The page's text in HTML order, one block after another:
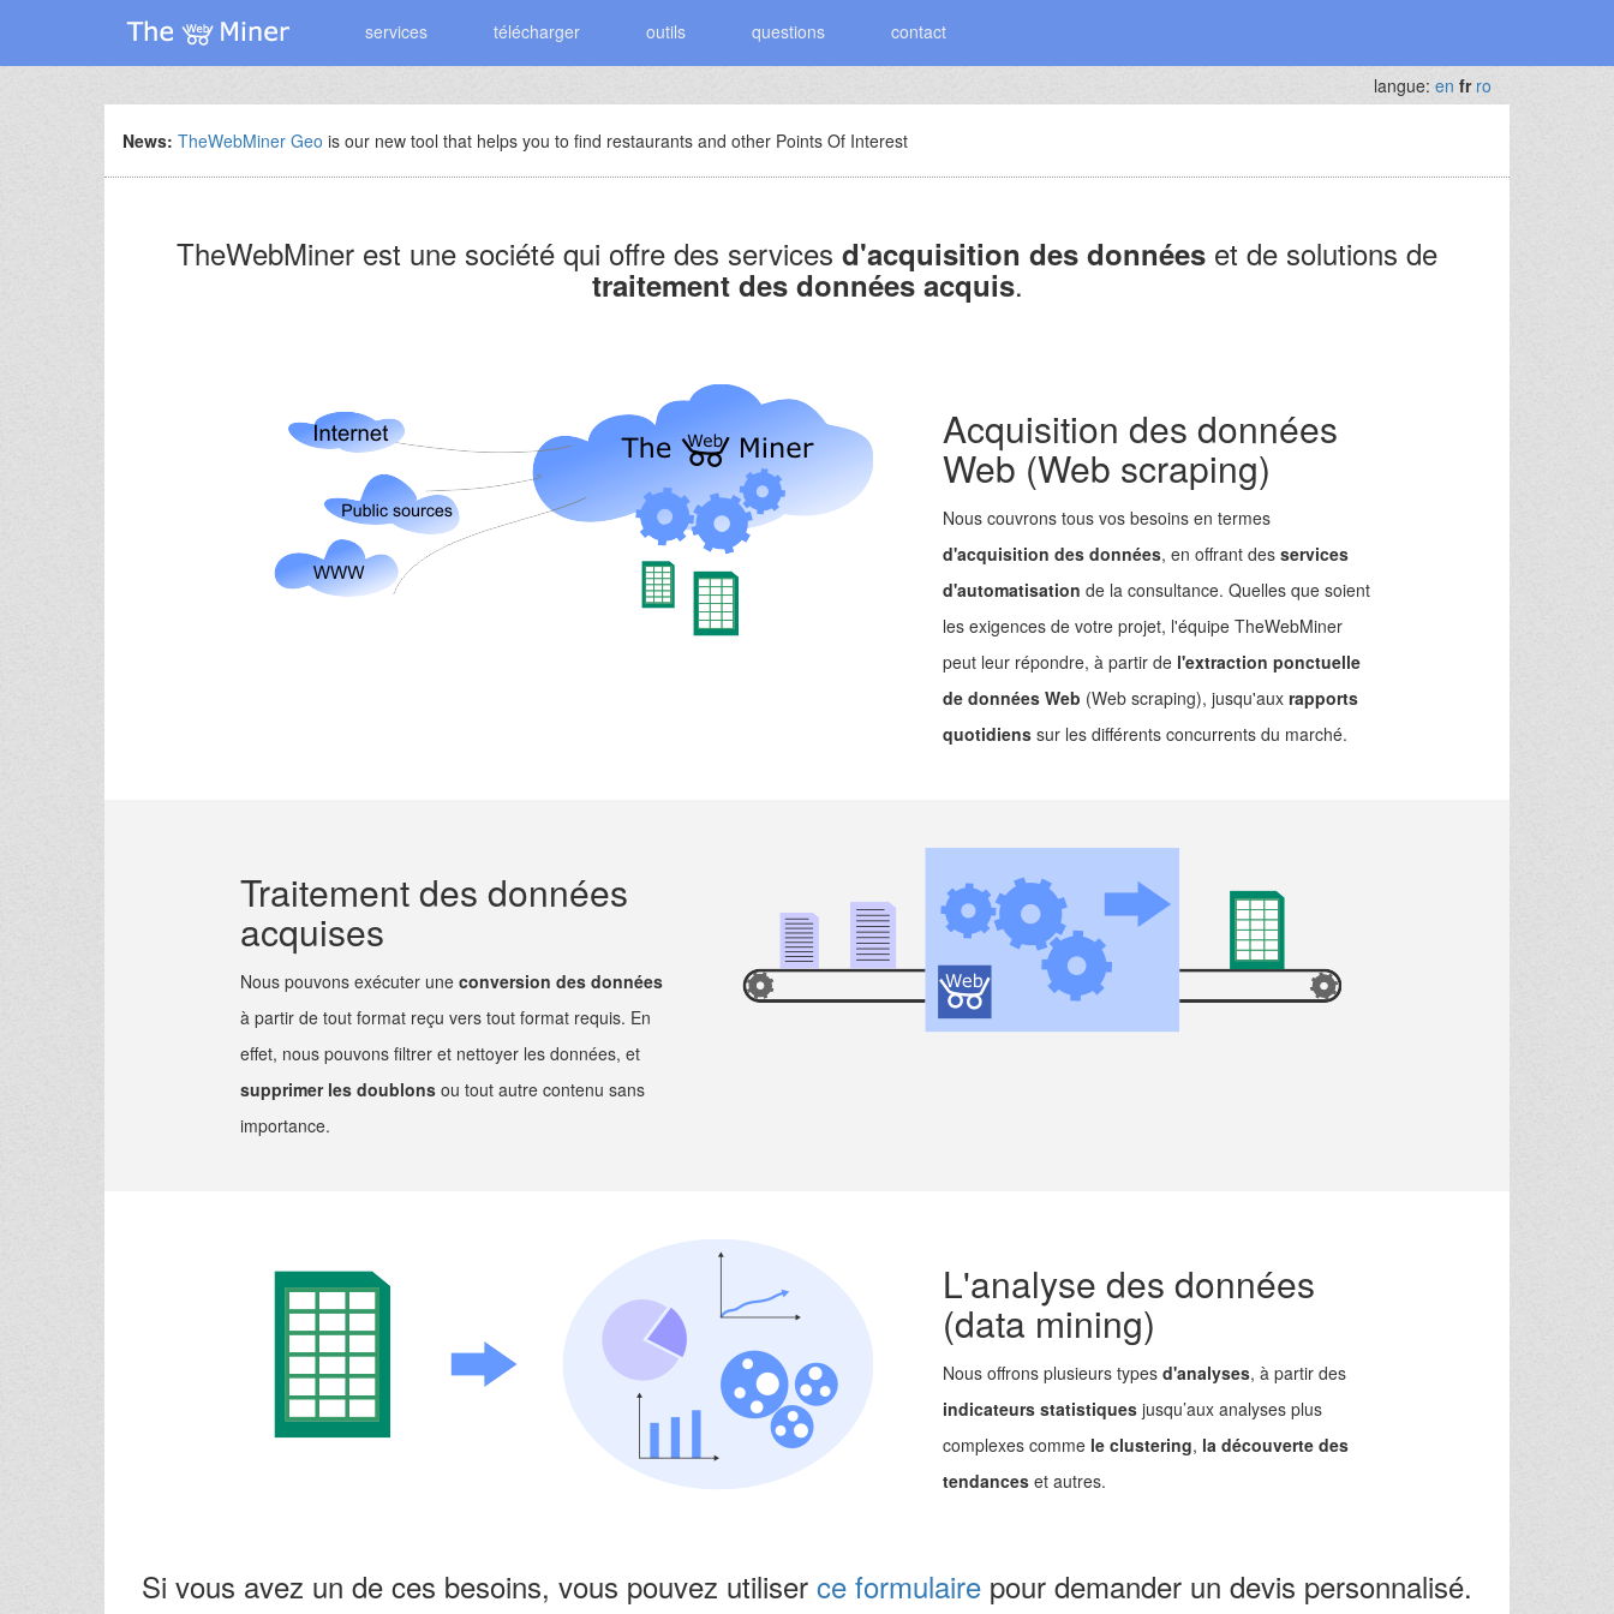
services télécharger outils questions contact
langue: en fr ro
News: TheWebMiner Geo is our new tool that helps you to find restaurants and other Points Of Interest
TheWebMiner est une société qui offre des services d'acquisition des données et de solutions de
traitement des données acquis.
Acquisition des données
Web (Web scraping)
Nous couvrons tous vos besoins en termes
d'acquisition des données, en offrant des services
d'automatisation de la consultance. Quelles que soient
les exigences de votre projet, l'équipe TheWebMiner
peut leur répondre, à partir de l'extraction ponctuelle
de données Web (Web scraping), jusqu'aux rapports
quotidienssur les différents concurrents du marché.
Traitement des données
acquises
Nous pouvons exécuter une conversion des données
à partir de tout format reçu vers tout format requis. En
effet, nous pouvons filtrer et nettoyer les données, et
supprimer les doublonsou tout autre contenu sans
importance.
L'analyse des données
(data mining)
Nous offrons plusieurs types d'analyses, à partir des
indicateurs statistiquesjusqu’aux analyses plus
complexes comme le clustering, la découverte des
tendanceset autres.
Si vous avez un de ces besoins, vous pouvez utiliser ce formulaire pour demander un devis personnalisé.